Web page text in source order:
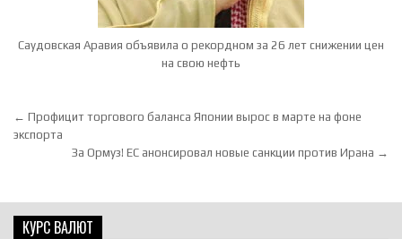
Саудовская Аравия объявила о рекордном за 26 лет снижении цен
на свою нефть
Навигация по записям
← Профицит торгового баланса Японии вырос в марте на фоне
экспорта
За Ормуз! ЕС анонсировал новые санкции против Ирана →
КУРС ВАЛЮТ